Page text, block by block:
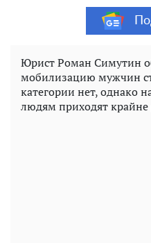
Юрист Роман Симутин
мобилизацию мужчин
категории нет, однако
людям приходят крайне